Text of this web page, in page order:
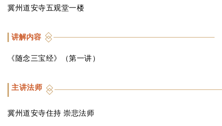
冀州道安寺五观堂一楼
讲解内容
《随念三宝经》（第一讲）
主讲法师
冀州道安寺住持 崇悲法师